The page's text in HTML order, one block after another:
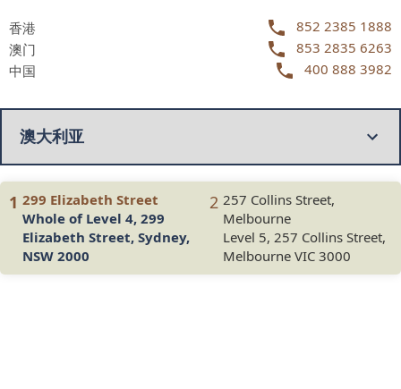
香港
852 2385 1888
澳门
853 2835 6263
中国
400 888 3982
1 299 Elizabeth Street
Whole of Level 4, 299
Elizabeth Street, Sydney,
NSW 2000
2 257 Collins Street,
Melbourne
Level 5, 257 Collins Street,
Melbourne VIC 3000